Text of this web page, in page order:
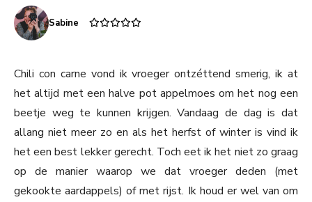
Sabine
Chili con carne vond ik vroeger ontzéttend smerig, ik at
het altijd met een halve pot appelmoes om het nog een
beetje weg te kunnen krijgen. Vandaag de dag is dat
allang niet meer zo en als het herfst of winter is vind ik
het een best lekker gerecht. Toch eet ik het niet zo graag
op de manier waarop we dat vroeger deden (met
gekookte aardappels) of met rijst. Ik houd er wel van om